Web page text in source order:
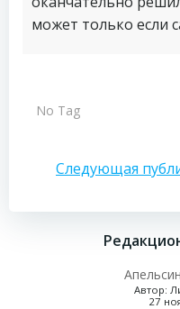
может только если
No Tag
по
записям
Следующая
Автор:
27